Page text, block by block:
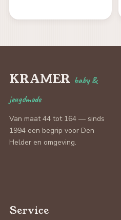
KRAMER baby &
jeugdmode
Van maat 44 tot 164 — sinds
1994 een begrip voor Den
Helder en omgeving.
Service